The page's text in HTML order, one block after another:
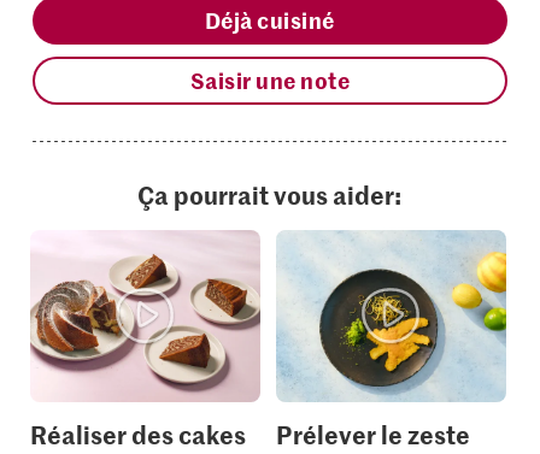
Déjà cuisiné
Saisir une note
Ça pourrait vous aider:
Réaliser des cakes
Prélever le zeste